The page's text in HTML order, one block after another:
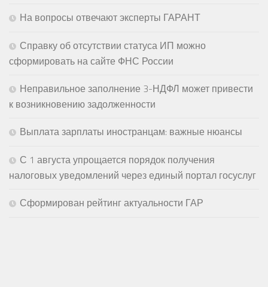
На вопросы отвечают эксперты ГАРАНТ
Справку об отсутствии статуса ИП можно
сформировать на сайте ФНС России
Неправильное заполнение 3-НДФЛ может привести
к возникновению задолженности
Выплата зарплаты иностранцам: важные нюансы
С 1 августа упрощается порядок получения
налоговых уведомлений через единый портал госуслуг
Сформирован рейтинг актуальности ГАР